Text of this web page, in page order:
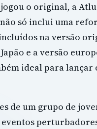
jogou o original, a
só inclui uma
na versão
e a versão
ideal para lançar
de um grupo de